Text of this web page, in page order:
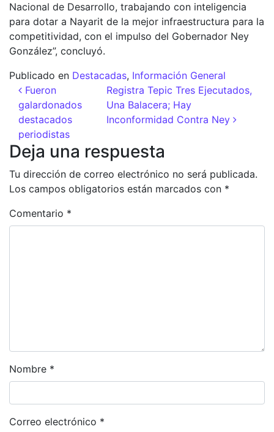
Nacional de Desarrollo, trabajando con inteligencia
para dotar a Nayarit de la mejor infraestructura para la
competitividad, con el impulso del Gobernador Ney
González”, concluyó.
Publicado en Destacadas, Información General
Navegación de entradas
Fueron
galardonados
destacados
periodistas
Registra Tepic Tres Ejecutados,
Una Balacera; Hay
Inconformidad Contra Ney
Deja una respuesta
Tu dirección de correo electrónico no será publicada.
Los campos obligatorios están marcados con *
Comentario *
Nombre *
Correo electrónico *